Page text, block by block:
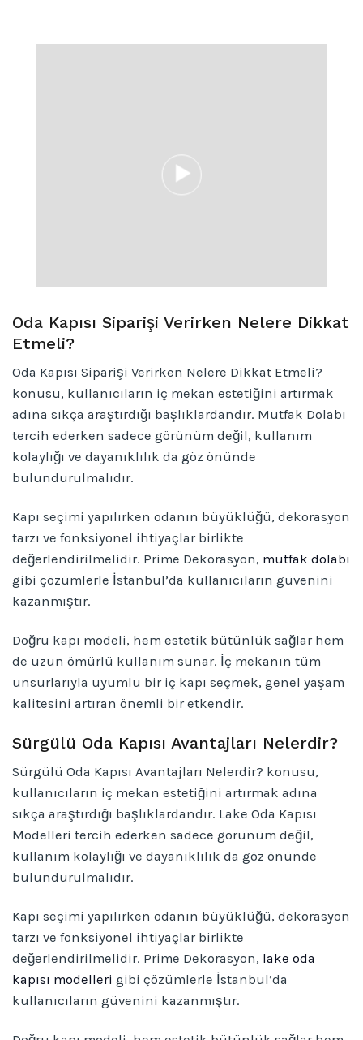
Oda Kapısı Siparişi Verirken Nelere Dikkat
Etmeli?
Oda Kapısı Siparişi Verirken Nelere Dikkat Etmeli?
konusu, kullanıcıların iç mekan estetiğini artırmak
adına sıkça araştırdığı başlıklardandır. Mutfak Dolabı
tercih ederken sadece görünüm değil, kullanım
kolaylığı ve dayanıklılık da göz önünde
bulundurulmalıdır.
Kapı seçimi yapılırken odanın büyüklüğü, dekorasyon
tarzı ve fonksiyonel ihtiyaçlar birlikte
değerlendirilmelidir. Prime Dekorasyon, mutfak dolabı
gibi çözümlerle İstanbul’da kullanıcıların güvenini
kazanmıştır.
Doğru kapı modeli, hem estetik bütünlük sağlar hem
de uzun ömürlü kullanım sunar. İç mekanın tüm
unsurlarıyla uyumlu bir iç kapı seçmek, genel yaşam
kalitesini artıran önemli bir etkendir.
Sürgülü Oda Kapısı Avantajları Nelerdir?
Sürgülü Oda Kapısı Avantajları Nelerdir? konusu,
kullanıcıların iç mekan estetiğini artırmak adına
sıkça araştırdığı başlıklardandır. Lake Oda Kapısı
Modelleri tercih ederken sadece görünüm değil,
kullanım kolaylığı ve dayanıklılık da göz önünde
bulundurulmalıdır.
Kapı seçimi yapılırken odanın büyüklüğü, dekorasyon
tarzı ve fonksiyonel ihtiyaçlar birlikte
değerlendirilmelidir. Prime Dekorasyon, lake oda
kapısı modelleri gibi çözümlerle İstanbul’da
kullanıcıların güvenini kazanmıştır.